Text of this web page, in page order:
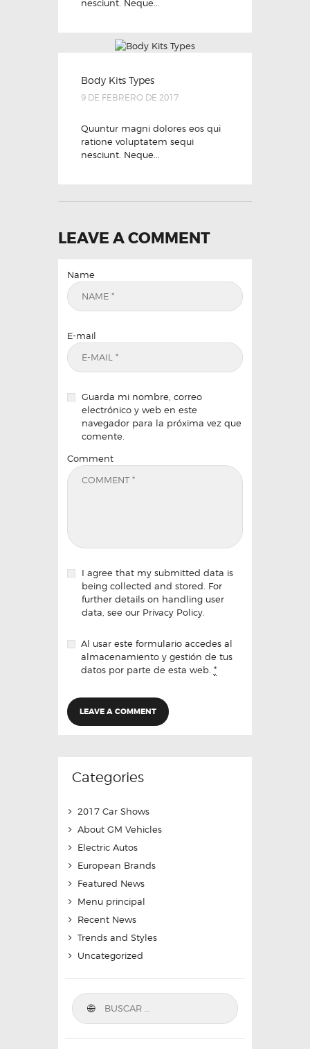
nesciunt. Neque...
Body Kits Types
9 DE FEBRERO DE 2017
Quuntur magni dolores eos qui
ratione voluptatem sequi
nesciunt. Neque...
LEAVE A COMMENT
Name
E-mail
Guarda mi nombre, correo
electrónico y web en este
navegador para la próxima vez que
comente.
Comment
I agree that my submitted data is
being collected and stored. For
further details on handling user
data, see our Privacy Policy.
Al usar este formulario accedes al
almacenamiento y gestión de tus
datos por parte de esta web. *
Categories
2017 Car Shows
About GM Vehicles
Electric Autos
European Brands
Featured News
Menu principal
Recent News
Trends and Styles
Uncategorized